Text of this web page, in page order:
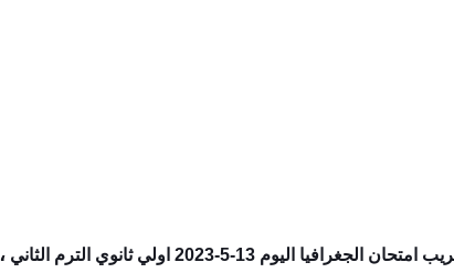
الجغرافيا اليوم 13-5-2023 اولي ثانوي الترم ال ثاني ،